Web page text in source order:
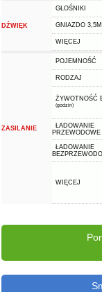
DŹWIĘK
GŁOŚNIKI
GNIAZDO
WIĘCEJ
ZASILANIE
POJEMNOŚĆ
RODZAJ
ŻYWOTNOŚĆ
(godzin)
ŁADOWANIE
PRZEWODOWE
ŁADOWANIE
WIĘCEJ